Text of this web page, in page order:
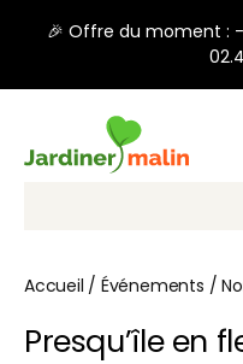
🎉 Offre du moment : -
Recherche, ex:
Accueil / Événements /
Presqu’île en